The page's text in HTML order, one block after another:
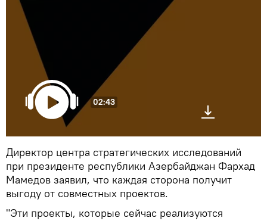
02:43
Директор центра стратегических исследований
при президенте республики Азербайджан Фархад
Мамедов заявил, что каждая сторона получит
выгоду от совместных проектов.
"Эти проекты, которые сейчас реализуются